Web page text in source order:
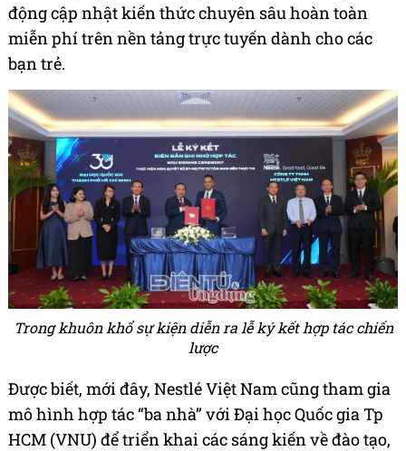
động cập nhật kiến thức chuyên sâu hoàn toàn
miễn phí trên nền tảng trực tuyến dành cho các
bạn trẻ.
Trong khuôn khổ sự kiện diễn ra lễ ký kết hợp tác chiến
lược
Được biết, mới đây, Nestlé Việt Nam cũng tham gia
mô hình hợp tác “ba nhà” với Đại học Quốc gia Tp
HCM (VNU) để triển khai các sáng kiến về đào tạo,